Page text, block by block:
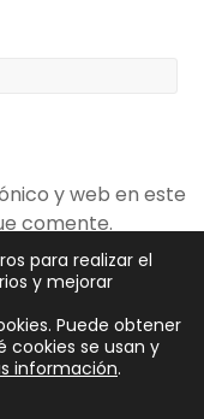
y web en este
comente.
para realizar el
y mejorar
Puede obtener
cookies se usan y
información.